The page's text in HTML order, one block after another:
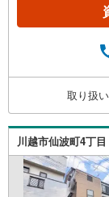
サービ
能な体
カース
が詰ま
取り扱
川越市仙波町4丁目